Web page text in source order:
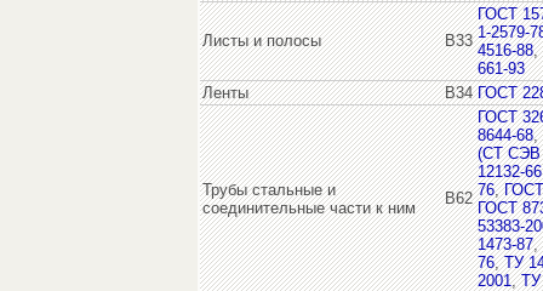
Листы и полосы В33
ГОСТ
1-2579-
4516-88,
661-93
Ленты
В34 ГОСТ
Трубы стальные и
соединительные части к ним
В62
ГОСТ
8644-68,
(СТ СЭВ
12132-66
76,
ГОСТ
53383-
1473-87,
76,ТУ
2001,ТУ